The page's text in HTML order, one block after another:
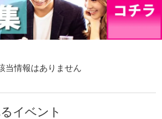
当情報はありません
イベント